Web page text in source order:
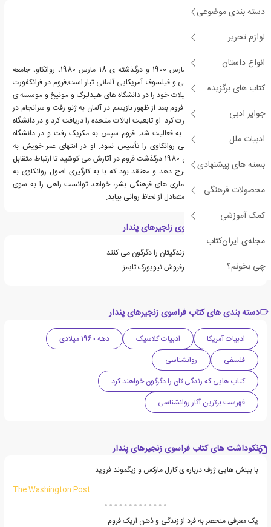
دسته بندی موضوعی
لوازم تحریر
انواع داستان
کتاب های برگزیده
جوایز ادبی
ادبیات ملل
بسته های پیشنهادی
محصولات فرهنگی
کمک آموزشی
مجله‌ی ایران‌کتاب
چی بخونم؟
اریک فروم، زاده ی 23 مارس 1900 و درگذشته ی 18 مارس 1980، روانکاو، جامعه
شناس، روانشناس اجتماعی و فیلسوف آمریکایی آلمانی تبار است.فروم در فرانکفورت
آلمان به دنیا آمد. او تحصیلات خود را در دانشگاه های هیدلبرگ و مونیخ و موسسه ی
روانکاوی برلین ادامه داد. فروم بعد از ظهور نازیسم در آلمان به ژنو رفت و سرانجام در
سال 1934 به آمریکا مهاجرت کرد. او تابعیت ایالات متحده را دریافت کرد و در دانشگاه
کلمبیای نیویورک مشغول به فعالیت شد. فروم سپس به مکزیک رفت و در دانشگاه
مستقل ملی مکزیک کرسی روانکاوی را تأسیس نمود. او در انتهای عمر خویش به
سوئیس بازگشت و در سال 1980 درگذشت.فروم در آثارش می کوشید تا ارتباط متقابل
روانشناسی و جامعه را شرح دهد و معتقد بود که با به کارگیری اصول روانکاوی به
عنوان علاج مشکلات و بیماری های فرهنگی بشر، خواهد توانست راهی را به سوی
تحقق جامعه ای معقول و متعادل از لحاظ روانی بیابد.
ویژگی های کتاب فراسوی زنجیرهای پندار
در فهرست کتاب هایی که زندگیتان را دگرگون می کنند
اریک فروم از نویسندگان پرفروش نیویورک تایمز
دسته بندی های کتاب فراسوی زنجیرهای پندار
ادبیات آمریکا ادبیات کلاسیک
دهه 1960 میلادی
فلسفی
روانشناسی
کتاب هایی که زندگی تان را دگرگون خواهند کرد
فهرست برترین آثار روانشناسی
نکوداشت های کتاب فراسوی زنجیرهای پندار
با بینش هایی ژرف درباره ی کارل مارکس و زیگموند فروید.
The Washington Post
یک معرفی منحصر به فرد از زندگی و ذهن اریک فروم.